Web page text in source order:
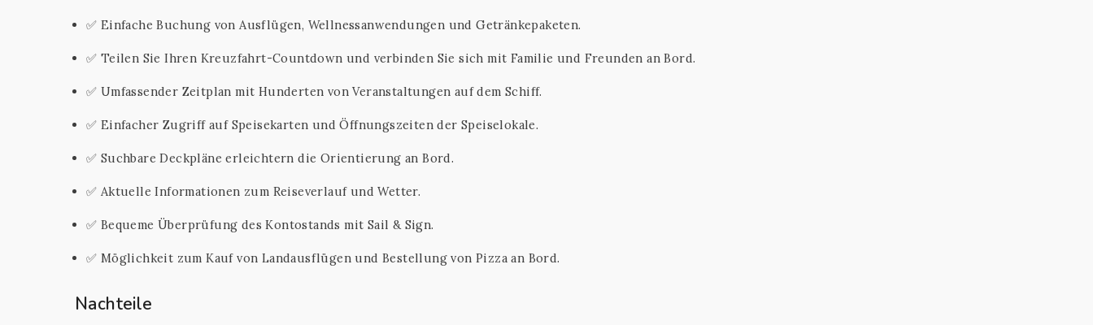
✅ Einfache Buchung von Ausflügen, Wellnessanwendungen und Getränkepaketen.
✅ Teilen Sie Ihren Kreuzfahrt-Countdown und verbinden Sie sich mit Familie und Freunden an Bord.
✅ Umfassender Zeitplan mit Hunderten von Veranstaltungen auf dem Schiff.
✅ Einfacher Zugriff auf Speisekarten und Öffnungszeiten der Speiselokale.
✅ Suchbare Deckpläne erleichtern die Orientierung an Bord.
✅ Aktuelle Informationen zum Reiseverlauf und Wetter.
✅ Bequeme Überprüfung des Kontostands mit Sail & Sign.
✅ Möglichkeit zum Kauf von Landausflügen und Bestellung von Pizza an Bord.
Nachteile